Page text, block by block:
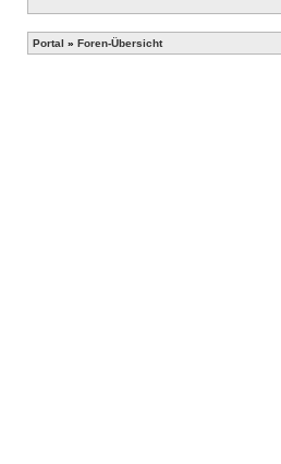
Portal » Foren-Übersicht